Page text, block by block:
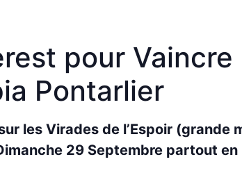
pour
Pontarlier
les Virades de l’Espoir
29 Septembre partout en